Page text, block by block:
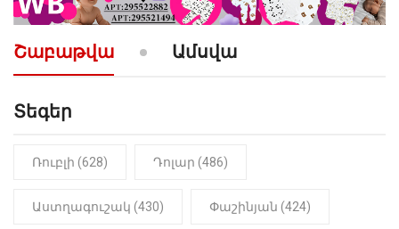
ՔԱՂԱՔԱԿԱՆ 10:52
«Լեզվիդ տալու փոխարեն
արտաբերիր այս երկու
նախադասությունը»․ Իշխան
Նիկոլ Փաշինյան
ԻՐԱԴԱՐՁԱՅԻՆ 22:01
Շաբաթվա Ամսվա
Տեգեր
Ռուբլի (628) Դոլար (486)
Աստղագուշակ (430) Փաշինյան (424)